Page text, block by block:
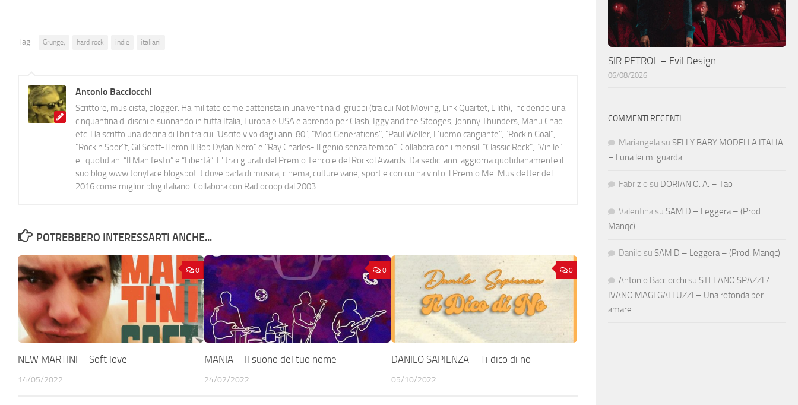
Tag: Grunge; hard rock indie italiani
Antonio Bacciocchi
Scrittore, musicista, blogger. Ha militato come batterista in una ventina di gruppi (tra cui Not Moving, Link Quartet, Lilith), incidendo una
cinquantina di dischi e suonando in tutta Italia, Europa e USA e aprendo per Clash, Iggy and the Stooges, Johnny Thunders, Manu Chao
etc. Ha scritto una decina di libri tra cui "Uscito vivo dagli anni 80", "Mod Generations", "Paul Weller, L’uomo cangiante", "Rock n Goal",
"Rock n Spor"t, Gil Scott-Heron Il Bob Dylan Nero" e "Ray Charles- Il genio senza tempo". Collabora con i mensili “Classic Rock”, "Vinile"
e i quotidiani “Il Manifesto” e “Libertà”. E' tra i giurati del Premio Tenco e del Rockol Awards. Da sedici anni aggiorna quotidianamente il
suo blog www.tonyface.blogspot.it dove parla di musica, cinema, culture varie, sport e con cui ha vinto il Premio Mei Musicletter del
2016 come miglior blog italiano. Collabora con Radiocoop dal 2003.
POTREBBERO INTERESSARTI ANCHE...
0
NEW MARTINI – Soft love
14/05/2022
0
MANIA – Il suono del tuo nome
24/02/2022
0
DANILO SAPIENZA – Ti dico di no
05/10/2022
SIR PETROL – Evil Design
06/08/2026
COMMENTI RECENTI
Mariangela su SELLY BABY MODELLA ITALIA
– Luna lei mi guarda
Fabrizio su DORIAN O. A. – Tao
Valentina su SAM D – Leggera – (Prod.
Manqc)
Danilo su SAM D – Leggera – (Prod. Manqc)
Antonio Bacciocchi su STEFANO SPAZZI /
IVANO MAGI GALLUZZI – Una rotonda per
amare